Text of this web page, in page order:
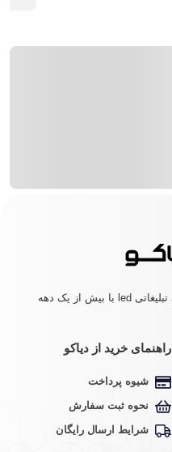
دیاکو، کارخانه تخصصی تولید نمایشگرهای تبلیغاتی led با بیش از یک دهه
راهنمای خرید از دیاکو
شیوه پرداخت
نحوه ثبت سفارش
شرایط ارسال رایگان